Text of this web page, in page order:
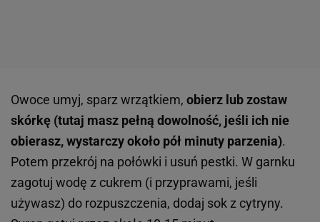
Owoce umyj, sparz wrzątkiem, obierz lub zostaw
skórkę (tutaj masz pełną dowolność, jeśli ich nie
obierasz, wystarczy około pół minuty parzenia).
Potem przekrój na połówki i usuń pestki. W garnku
zagotuj wodę z cukrem (i przyprawami, jeśli
używasz) do rozpuszczenia, dodaj sok z cytryny.